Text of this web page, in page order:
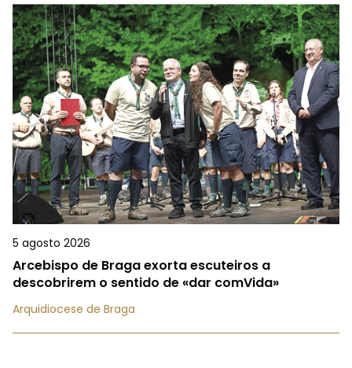
5 agosto 2026
Arcebispo de Braga exorta escuteiros a
descobrirem o sentido de «dar comVida»
Arquidiocese de Braga